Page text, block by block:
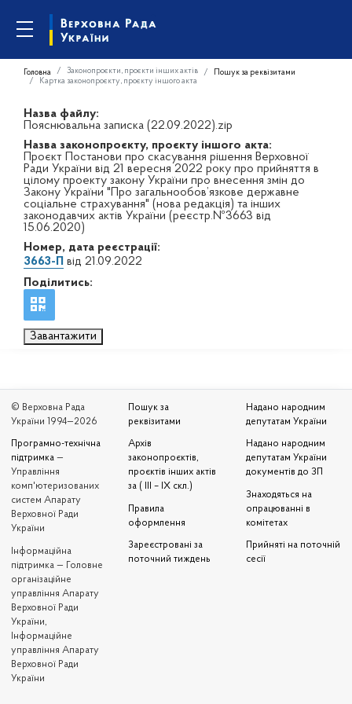
Головна Законопроєкти, проєкти інших актів
Пошук за реквізитами
Картка законопроєкту, проєкту іншого акта
Назва файлу:
Пояснювальна записка (22.09.2022).zip
Назва законопроєкту, проєкту іншого акта:
Проєкт Постанови про скасування рішення Верховної
Ради України від 21 вересня 2022 року про прийняття в
цілому проекту закону України про внесення змін до
Закону України "Про загальнообов’язкове державне
соціальне страхування" (нова редакція) та інших
законодавчих актів України (реєстр.№3663 від
15.06.2020)
Номер, дата реєстрації:
3663-П від 21.09.2022
Поділитись:
Завантажити
© Верховна Рада
України 1994—2026
Програмно-технічна
підтримка —
Управління
комп'ютеризованих
систем Апарату
Верховної Ради
України
Iнформаційна
підтримка — Головне
організаційне
управління Апарату
Верховної Ради
України,
Інформаційне
управління Апарату
Верховної Ради
України
Пошук за
реквізитами
Архів
законопроєктів,
проєктів інших актів
за ( III – IX скл.)
Правила
оформлення
Зареєстровані за
поточний тиждень
Надано народним
депутатам України
Надано народним
депутатам України
документів до ЗП
Знаходяться на
опрацюванні в
комітетах
Прийняті на поточній
сесії